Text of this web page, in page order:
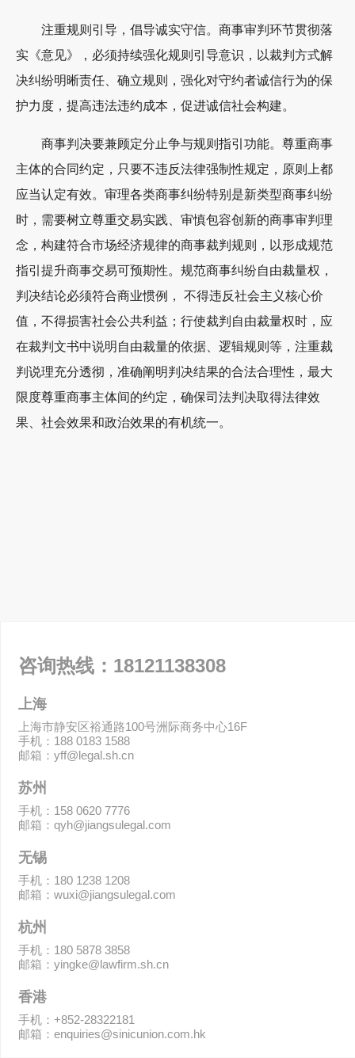
注重规则引导，倡导诚实守信。商事审判环节贯彻落
实《意见》，必须持续强化规则引导意识，以裁判方式解
决纠纷明晰责任、确立规则，强化对守约者诚信行为的保
护力度，提高违法违约成本，促进诚信社会构建。
商事判决要兼顾定分止争与规则指引功能。尊重商事
主体的合同约定，只要不违反法律强制性规定，原则上都
应当认定有效。审理各类商事纠纷特别是新类型商事纠纷
时，需要树立尊重交易实践、审慎包容创新的商事审判理
念，构建符合市场经济规律的商事裁判规则，以形成规范
指引提升商事交易可预期性。规范商事纠纷自由裁量权，
判决结论必须符合商业惯例， 不得违反社会主义核心价
值，不得损害社会公共利益；行使裁判自由裁量权时，应
在裁判文书中说明自由裁量的依据、逻辑规则等，注重裁
判说理充分透彻，准确阐明判决结果的合法合理性，最大
限度尊重商事主体间的约定，确保司法判决取得法律效
果、社会效果和政治效果的有机统一。
咨询热线： 18121138308
上海
上海市静安区裕通路100号洲际商务中心16F
手机：188 0183 1588
邮箱：yff@legal.sh.cn
苏州
手机：158 0620 7776
邮箱：qyh@jiangsulegal.com
无锡
手机：180 1238 1208
邮箱：wuxi@jiangsulegal.com
杭州
手机：180 5878 3858
邮箱：yingke@lawfirm.sh.cn
香港
手机：+852-28322181
邮箱：enquiries@sinicunion.com.hk